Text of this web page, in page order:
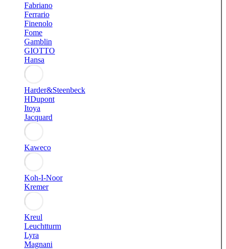
Fabriano
Ferrario
Finenolo
Fome
Gamblin
GIOTTO
Hansa
Harder&Steenbeck
HDupont
Itoya
Jacquard
Kaweco
Koh-I-Noor
Kremer
Kreul
Leuchtturm
Lyra
Magnani